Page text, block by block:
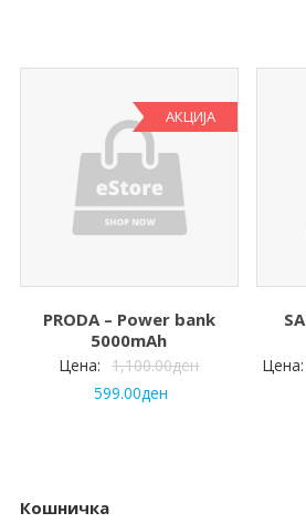
АКЦИЈА
PRODA – Power bank
5000mAh
Цена: 1,100.00ден
599.00ден
Цена:
Кошничка